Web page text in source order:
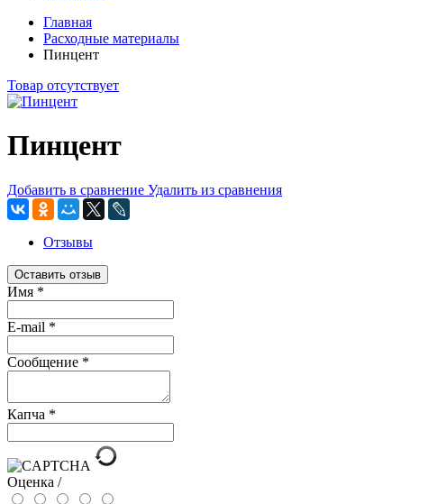
Главная
Расходные материалы
Пинцент
Товар отсутствует
Пинцент
Добавить в сравнение Удалить из сравнения
Отзывы
Оставить отзыв
Имя *
E-mail *
Сообщение *
Капча *
Оценка /